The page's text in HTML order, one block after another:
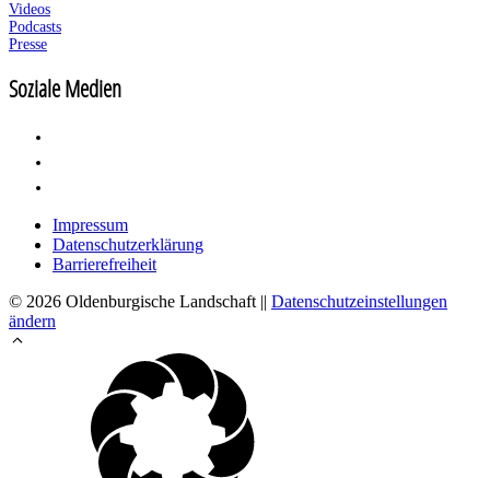
Videos
Podcasts
Presse
Soziale Medien
Impressum
Datenschutzerklärung
Barrierefreiheit
© 2026 Oldenburgische Landschaft || Datenschutzeinstellungen
ändern